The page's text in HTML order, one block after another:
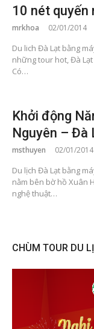
10 nét quyến
mrkhoa 02/01/2014
Du lich Đà Lạt bằng
những tour hot, Đà
Có…
Khởi động
Nguyên – Đà
msthuyen 02/01/2014
Du lịch Đà Lạt bằng
nằm bên bờ hồ Xuân
nghệ thuật…
CHÙM TOUR DU